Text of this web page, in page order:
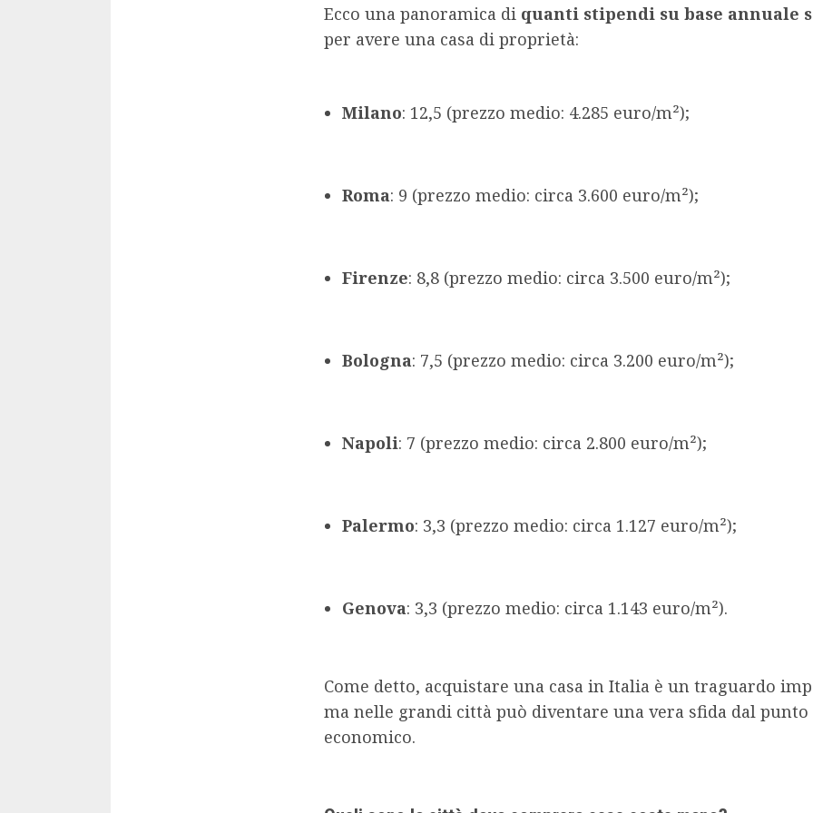
Ecco una panoramica di quanti stipendi su base annuale
per avere una casa di proprietà:
Milano: 12,5 (prezzo medio: 4.285 euro/m²);
Roma: 9 (prezzo medio: circa 3.600 euro/m²);
Firenze: 8,8 (prezzo medio: circa 3.500 euro/m²);
Bologna: 7,5 (prezzo medio: circa 3.200 euro/m²);
Napoli: 7 (prezzo medio: circa 2.800 euro/m²);
Palermo: 3,3 (prezzo medio: circa 1.127 euro/m²);
Genova: 3,3 (prezzo medio: circa 1.143 euro/m²).
Come detto, acquistare una casa in Italia è un traguardo
ma nelle grandi città può diventare una vera sfida dal
economico.